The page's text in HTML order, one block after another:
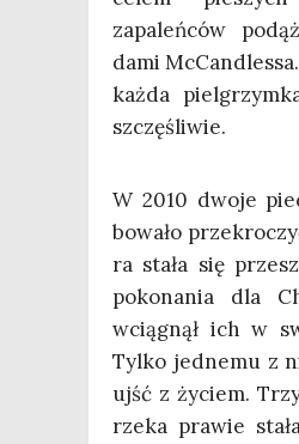
zapa­leń­ców
da­mi
każ­da
szczęśliwie.
W 2010 dwo­je
bo­wa­ło
ra sta­ła się
poko­na­nia dla
wcią­gnął ich w
Tyl­ko jed­ne­mu z
ujść z życiem.
rze­ka pra­wie